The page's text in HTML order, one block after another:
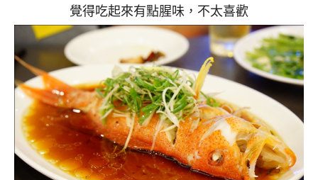
覺得吃起來有點腥味，不太喜歡